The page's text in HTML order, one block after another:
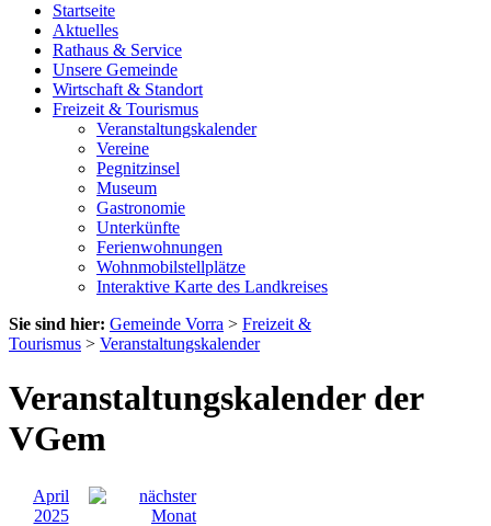
Startseite
Aktuelles
Rathaus & Service
Unsere Gemeinde
Wirtschaft & Standort
Freizeit & Tourismus
Veranstaltungskalender
Vereine
Pegnitzinsel
Museum
Gastronomie
Unterkünfte
Ferienwohnungen
Wohnmobilstellplätze
Interaktive Karte des Landkreises
Sie sind hier: Gemeinde Vorra > Freizeit &
Tourismus > Veranstaltungskalender
Veranstaltungskalender der
VGem
April
2025